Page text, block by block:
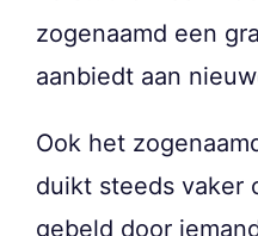
zogenaamd een
aanbiedt aan
Ook het
duikt steeds vaker
gebeld door